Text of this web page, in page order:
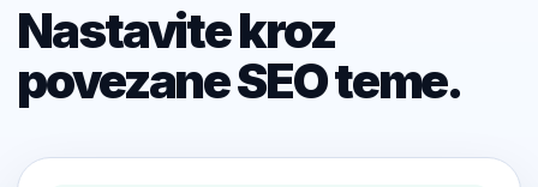
Nastavite kroz
povezane SEO teme.